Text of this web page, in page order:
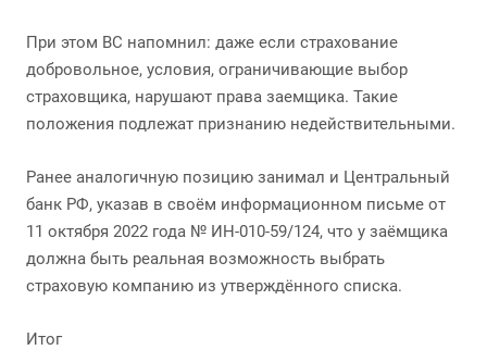
При этом ВС напомнил: даже если страхование
добровольное, условия, ограничивающие выбор
страховщика, нарушают права заемщика. Такие
положения подлежат признанию недействительными.
Ранее аналогичную позицию занимал и Центральный
банк РФ, указав в своём информационном письме от
11 октября 2022 года № ИН-010-59/124, что у заёмщика
должна быть реальная возможность выбрать
страховую компанию из утверждённого списка.
Итог